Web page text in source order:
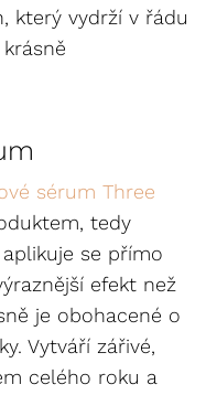
který vydrží v řádu
sérum Three
tedy
se přímo
efekt než
je obohacené o
Vytváří zářivé,
celého roku a